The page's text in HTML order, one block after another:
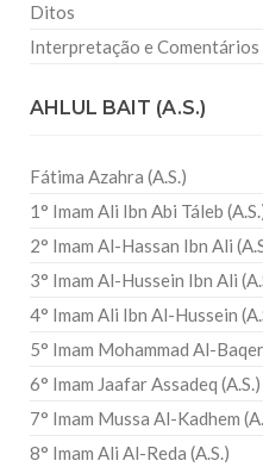
Ditos
Interpretação e Comentários
AHLUL BAIT (A.S.)
Fátima Azahra (A.S.)
1° Imam Ali Ibn Abi Táleb
2° Imam Al-Hassan Ibn Ali
3° Imam Al-Hussein Ibn Ali
4° Imam Ali Ibn Al-Hussein
5° Imam Mohammad Al-Baqer
6° Imam Jaafar Assadeq (A.S.)
7° Imam Mussa Al-Kadhem
8° Imam Ali Al-Reda (A.S.)